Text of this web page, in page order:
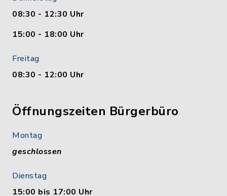
08:30 - 12:30 Uhr
15:00 - 18:00 Uhr
Freitag
08:30 - 12:00 Uhr
Öffnungszeiten Bürgerbüro
Montag
geschlossen
Dienstag
15:00 bis 17:00 Uhr